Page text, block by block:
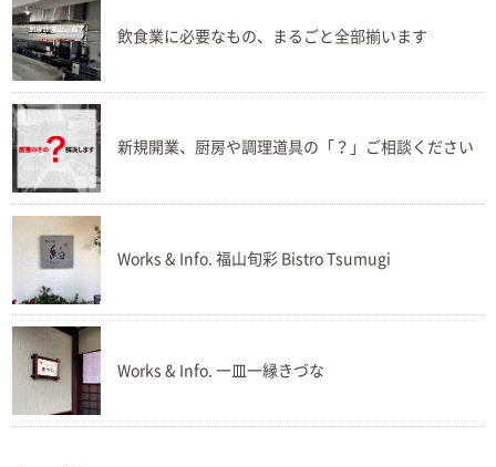
飲食業に必要なもの、まるごと全部揃います
新規開業、厨房や調理道具の「？」ご相談ください
Works & Info. 福山旬彩 Bistro Tsumugi
Works & Info. 一皿一縁きづな